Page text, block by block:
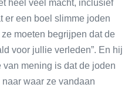
heel veel macht, inclusief
er een boel slimme joden
moeten begrijpen dat de
voor jullie verleden”. En hij
mening is dat de joden
waar ze vandaan